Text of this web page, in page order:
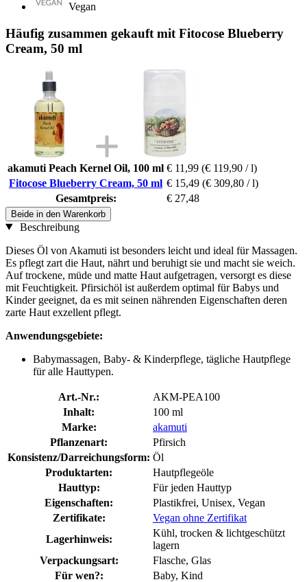
Vegan
Häufig zusammen gekauft mit Fitocose Blueberry
Cream, 50 ml
akamuti Peach Kernel Oil, 100 ml € 11,99 (€ 119,90 / l)
Fitocose Blueberry Cream, 50 ml € 15,49 (€ 309,80 / l)
Gesamtpreis:
€ 27,48
Beide in den Warenkorb
Beschreibung
Dieses Öl von Akamuti ist besonders leicht und ideal für Massagen.
Es pflegt zart die Haut, nährt und beruhigt sie und macht sie weich.
Auf trockene, müde und matte Haut aufgetragen, versorgt es diese
mit Feuchtigkeit. Pfirsichöl ist außerdem optimal für Babys und
Kinder geeignet, da es mit seinen nährenden Eigenschaften deren
zarte Haut exzellent pflegt.
Anwendungsgebiete:
Babymassagen, Baby- & Kinderpflege, tägliche Hautpflege
für alle Hauttypen.
Art.-Nr.:
AKM-PEA100
Inhalt:
100 ml
Marke:
akamuti
Pflanzenart:
Pfirsich
Konsistenz/Darreichungsform: Öl
Produktarten:
Hautpflegeöle
Hauttyp:
Für jeden Hauttyp
Eigenschaften:
Plastikfrei, Unisex, Vegan
Zertifikate:
Vegan ohne Zertifikat
Lagerhinweis:
Kühl, trocken & lichtgeschützt
lagern
Verpackungsart:
Flasche, Glas
Für wen?:
Baby, Kind